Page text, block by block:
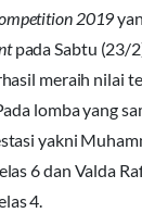
2019
pada Sabtu (23/
meraih nilai
lomba yang
yakni
6 dan Valda
4.